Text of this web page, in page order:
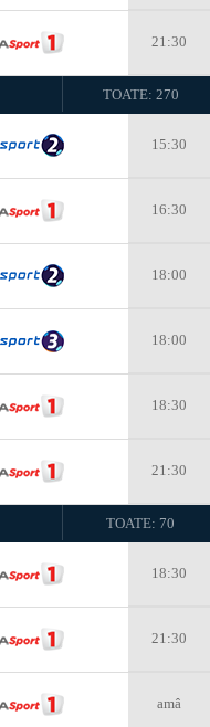
21:30
TOATE: 270
15:30
16:30
18:00
18:00
18:30
21:30
TOATE: 70
18:30
21:30
amâ